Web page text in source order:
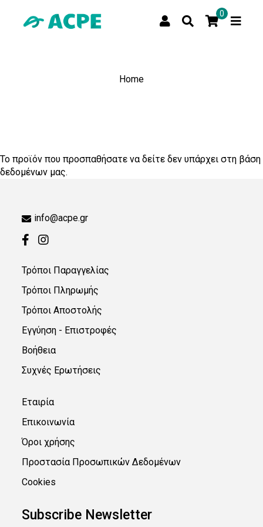
0
Home
Το προϊόν που προσπαθήσατε να δείτε δεν υπάρχει στη βάση
δεδομένων μας.
info@acpe.gr
Τρόποι Παραγγελίας
Τρόποι Πληρωμής
Τρόποι Αποστολής
Εγγύηση - Επιστροφές
Βοήθεια
Συχνές Ερωτήσεις
Εταιρία
Επικοινωνία
Όροι χρήσης
Προστασία Προσωπικών Δεδομένων
Cookies
Subscribe Newsletter